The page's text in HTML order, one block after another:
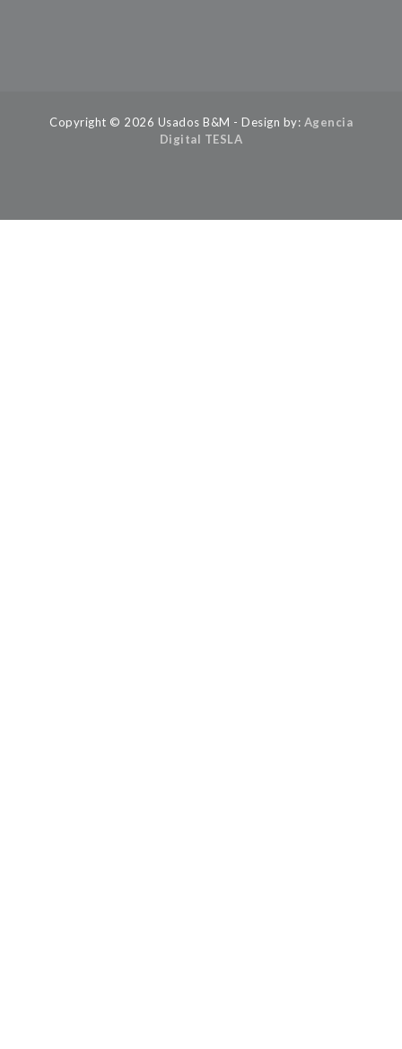
Copyright © 2026 Usados B&M - Design by: Agencia
Digital TESLA